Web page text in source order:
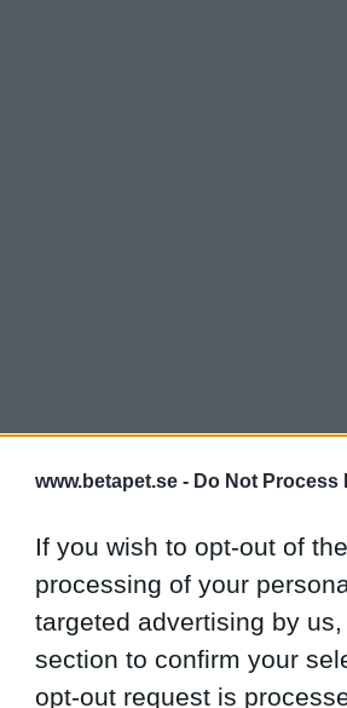
www.betapet.se - Do Not Process
If you wish to opt-out of
processing of your
targeted advertising by
section to confirm your
opt-out request is